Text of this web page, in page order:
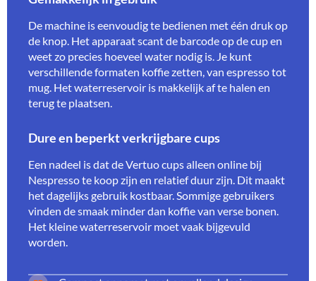
De machine is eenvoudig te bedienen met één druk op
de knop. Het apparaat scant de barcode op de cup en
weet zo precies hoeveel water nodig is. Je kunt
verschillende formaten koffie zetten, van espresso tot
mug. Het waterreservoir is makkelijk af te halen en
terug te plaatsen.
Dure en beperkt verkrijgbare cups
Een nadeel is dat de Vertuo cups alleen online bij
Nespresso te koop zijn en relatief duur zijn. Dit maakt
het dagelijks gebruik kostbaar. Sommige gebruikers
vinden de smaak minder dan koffie van verse bonen.
Het kleine waterreservoir moet vaak bijgevuld
worden.